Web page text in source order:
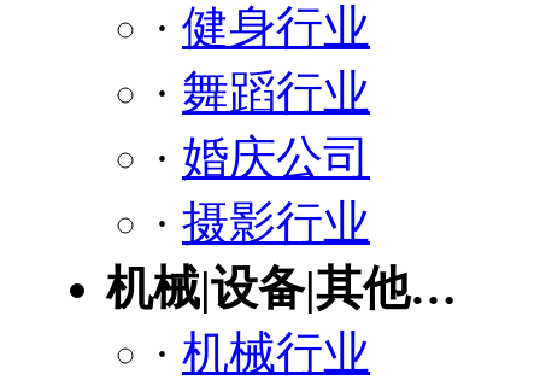
· 健身行业
· 舞蹈行业
· 婚庆公司
· 摄影行业
机械|设备|其他…
· 机械行业